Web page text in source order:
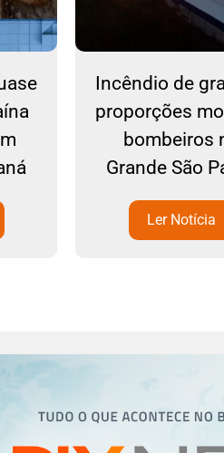
Incêndio de
proporções
bombeiros
Grande São
Ler Notícia